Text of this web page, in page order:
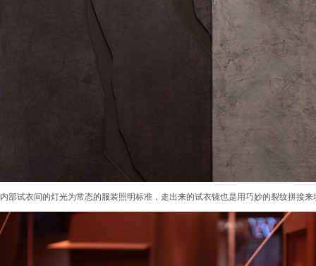
内部试衣间的灯光为常态的服装照明标准，走出来的试衣镜也是用巧妙的裂纹拼接